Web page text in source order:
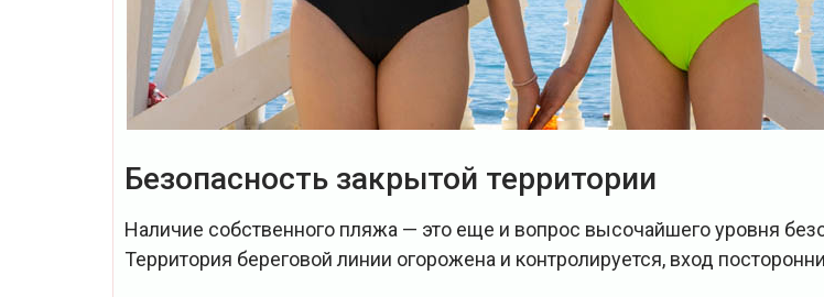
Безопасность закрытой территории
Наличие собственного пляжа — это еще и вопрос высочайшего уровня
Территория береговой линии огорожена и контролируется, вход